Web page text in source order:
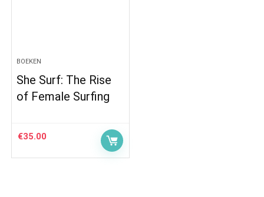
BOEKEN
She Surf: The Rise
of Female Surfing
€35.00